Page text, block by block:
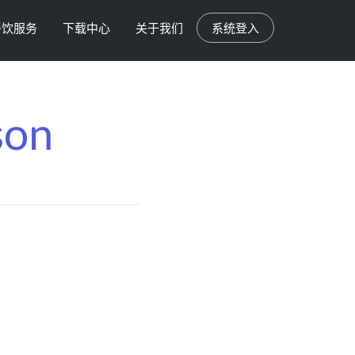
服务 下载中心 关于我们 系统登入